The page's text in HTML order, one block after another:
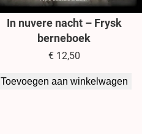
In nuvere nacht – Frysk
berneboek
€12,50
Toevoegen aan winkelwagen